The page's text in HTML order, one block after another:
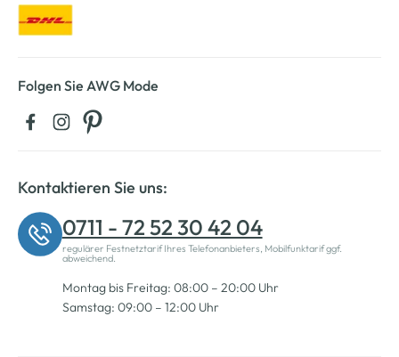
Folgen Sie AWG Mode
Kontaktieren Sie uns:
0711 - 72 52 30 42 04
regulärer Festnetztarif Ihres Telefonanbieters, Mobilfunktarif ggf.
abweichend.
Montag bis Freitag: 08:00 – 20:00 Uhr
Samstag: 09:00 – 12:00 Uhr